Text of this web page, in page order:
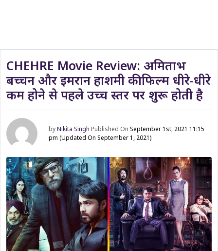
CHEHRE Movie Review: अमिताभ
बच्चन और इमरान हाशमी की फिल्म धीरे-धीरे
कम होने से पहले उच्च स्तर पर शुरू होती है
byNikita Singh Published OnSeptember 1st, 2021 11:15
pm(Updated On September 1, 2021)